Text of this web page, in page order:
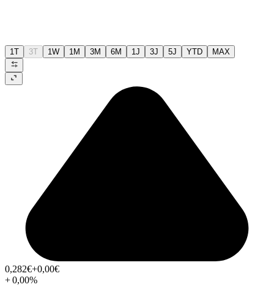
1T 3T 1W 1M 3M 6M 1J 3J 5J YTD MAX
0,282€+0,00€
+0,00%